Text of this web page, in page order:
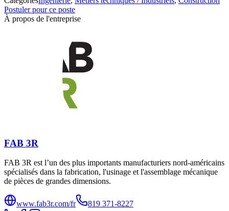
Postuler pour ce poste
À propos de l'entreprise
FAB 3R
FAB 3R est l’un des plus importants manufacturiers nord-américains
spécialisés dans la fabrication, l'usinage et l'assemblage mécanique
de pièces de grandes dimensions.
www.fab3r.com/fr 819 371-8227